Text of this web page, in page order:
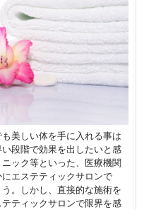
美しい体を手に入れる事は
段階で効果を出したいと感
ック等といった、医療機関
エステティックサロンで
。しかし、直接的な施術を
ティックサロンで限界を感